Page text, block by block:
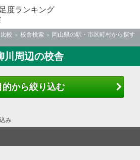
度ランキング
較 校舎検索
岡山県の駅・市区町村から探す
川周辺の校舎
的から絞り込む
み